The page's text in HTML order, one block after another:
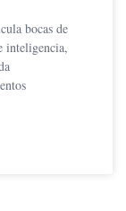
bocas de
inteligencia,